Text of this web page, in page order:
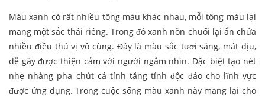
Màu xanh có rất nhiều tông màu khác nhau, mỗi tông màu lại
mang một sắc thái riêng. Trong đó xanh nõn chuối lại ẩn chứa
nhiều điều thú vị vô cùng. Đây là màu sắc tươi sáng, mát dịu,
dễ gây được thiện cảm với người ngắm nhìn. Đặc biệt tạo nét
nhẹ nhàng pha chút cá tính tăng tính độc đáo cho lĩnh vực
được ứng dụng. Trong cuộc sống màu xanh này mang lại cho